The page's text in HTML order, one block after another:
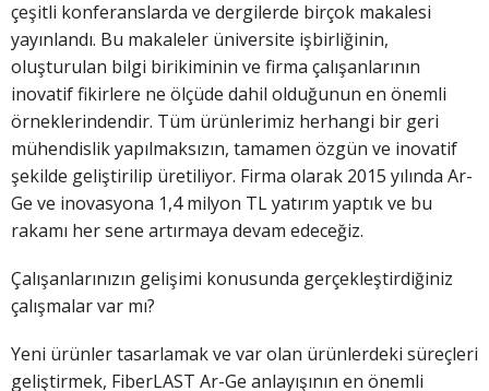
çeşitli konferanslarda ve dergilerde birçok makalesi
yayınlandı. Bu makaleler üniversite işbirliğinin,
oluşturulan bilgi birikiminin ve firma çalışanlarının
inovatif fikirlere ne ölçüde dahil olduğunun en önemli
örneklerindendir. Tüm ürünlerimiz herhangi bir geri
mühendislik yapılmaksızın, tamamen özgün ve inovatif
şekilde geliştirilip üretiliyor. Firma olarak 2015 yılında Ar-
Ge ve inovasyona 1,4 milyon TL yatırım yaptık ve bu
rakamı her sene artırmaya devam edeceğiz.
Çalışanlarınızın gelişimi konusunda gerçekleştirdiğiniz
çalışmalar var mı?
Yeni ürünler tasarlamak ve var olan ürünlerdeki süreçleri
geliştirmek, FiberLAST Ar-Ge anlayışının en önemli